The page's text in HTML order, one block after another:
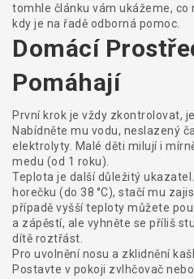
tomhle článku vám ukážeme, co
kdy je na řadě odborná pomoc.
Domácí
Pomáhají
První krok je vždy zkontrolovat,
Nabídněte mu vodu, neslazený
elektrolyty. Malé děti milují i
medu (od 1 roku).
Teplota je další důležitý
horečku (do 38 °C), stačí mu
případě vyšší teploty můžete
a zápěstí, ale vyhněte se příliš
dítě roztřást.
Pro uvolnění nosu a zklidnění
Postavte v pokoji zvlhčovač